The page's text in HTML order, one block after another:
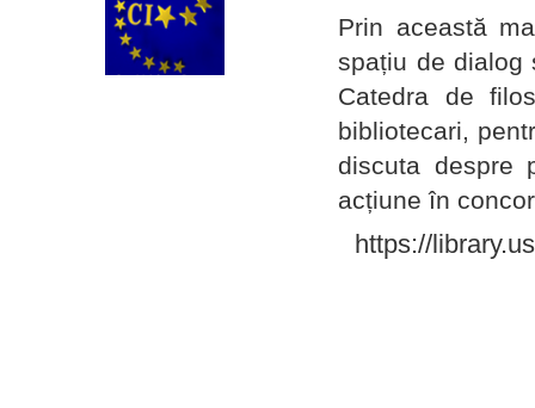
Prin această
spațiu de dialog
Catedra de
bibliotecari,
discuta despre
acțiune în
https://